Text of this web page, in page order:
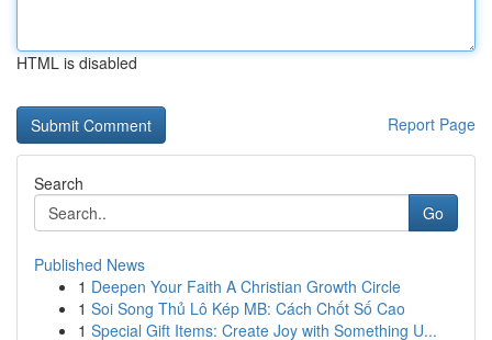
HTML is disabled
Report Page
Search
Go
Published News
1 Deepen Your Faith A Christian Growth Circle
1 Soi Song Thủ Lô Kép MB: Cách Chốt Số Cao
1 Special Gift Items: Create Joy with Something U...